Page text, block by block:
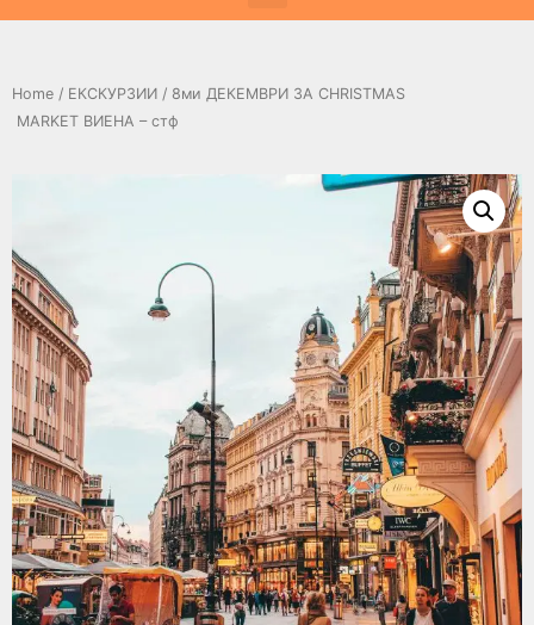
Home / ЕКСКУРЗИИ / 8ми ДЕКЕМВРИ ЗА CHRISTMAS
MARKET ВИЕНА – стф